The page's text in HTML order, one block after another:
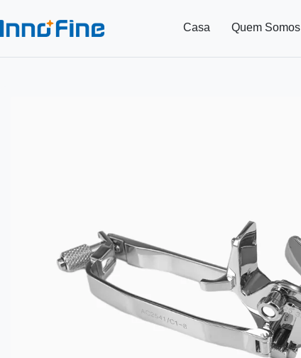
Casa Quem Somos